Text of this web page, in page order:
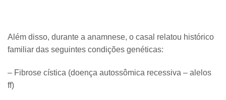
​Além disso, durante a anamnese, o casal relatou histórico
familiar das seguintes condições genéticas:
– Fibrose cística (doença autossômica recessiva – alelos
ff)